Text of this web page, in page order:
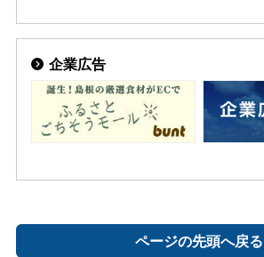
企業広告
ページの先頭へ戻る